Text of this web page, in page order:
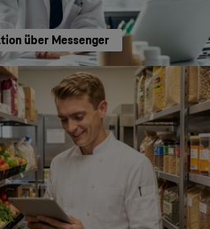
über Messenger